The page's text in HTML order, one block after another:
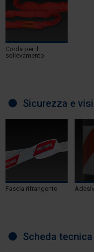
Corda per il
sollevamento
Sicurezza e
Fascia rifrangente
Scheda tecnica